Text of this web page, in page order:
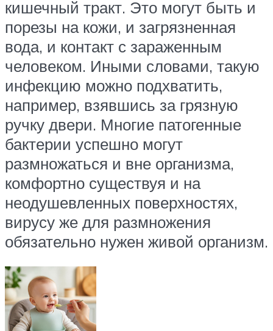
кишечный тракт. Это могут быть и
порезы на кожи, и загрязненная
вода, и контакт с зараженным
человеком. Иными словами, такую
инфекцию можно подхватить,
например, взявшись за грязную
ручку двери. Многие патогенные
бактерии успешно могут
размножаться и вне организма,
комфортно существуя и на
неодушевленных поверхностях,
вирусу же для размножения
обязательно нужен живой организм.